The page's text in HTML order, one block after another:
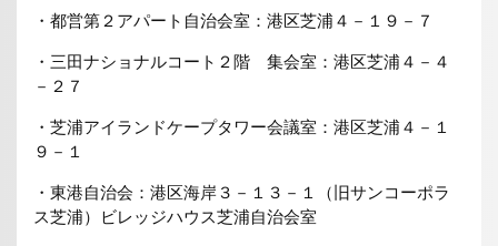
・都営第２アパート自治会室：港区芝浦４－１９－７
・三田ナショナルコート２階 集会室：港区芝浦４－４
－２７
・芝浦アイランドケープタワー会議室：港区芝浦４－１
９－１
・東港自治会：港区海岸３－１３－１（旧サンコーポラ
ス芝浦）ビレッジハウス芝浦自治会室